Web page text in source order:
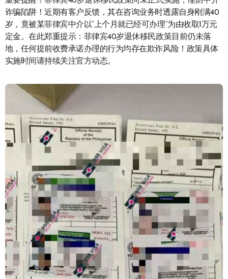
诈骗陷阱！近期有客户反馈，其在咨询业务时透露自身刚满40
岁，竟被某菲律宾中介以”上个月就已经可办理”为由收取1万元
定金。在此郑重提示：菲律宾40岁退休移民政策目前仍未落
地，任何提前收费承诺办理的行为均存在欺诈风险！政策具体
实施时间请持续关注官方动态。